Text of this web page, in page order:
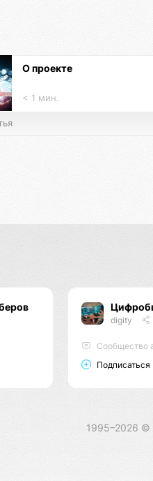
О проекте
< 1 мин.
digity
Сообщество
Подписаться
1995–2026 ©